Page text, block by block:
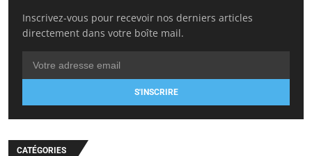
Inscrivez-vous pour recevoir nos derniers articles
directement dans votre boîte mail.
S'INSCRIRE
CATÉGORIES